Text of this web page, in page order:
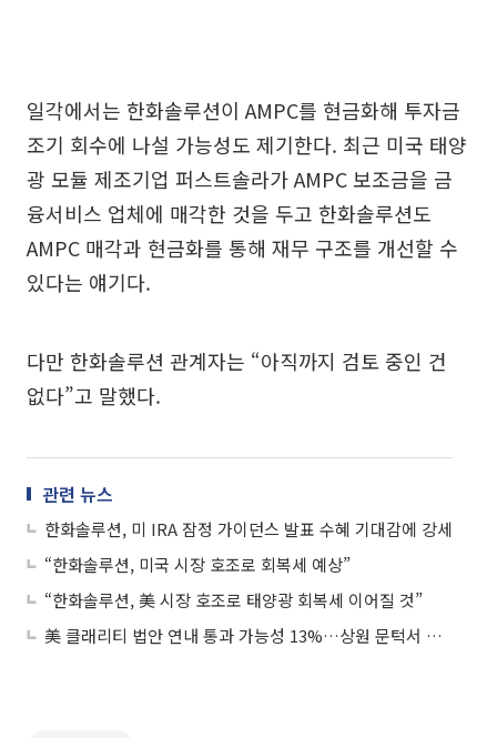
일각에서는 한화솔루션이 AMPC를 현금화해 투자금
조기 회수에 나설 가능성도 제기한다. 최근 미국 태양
광 모듈 제조기업 퍼스트솔라가 AMPC 보조금을 금
융서비스 업체에 매각한 것을 두고 한화솔루션도
AMPC 매각과 현금화를 통해 재무 구조를 개선할 수
있다는 얘기다.
다만 한화솔루션 관계자는 “아직까지 검토 중인 건
없다”고 말했다.
관련 뉴스
한화솔루션, 미 IRA 잠정 가이던스 발표 수혜 기대감에 강세
“한화솔루션, 미국 시장 호조로 회복세 예상”
“한화솔루션, 美 시장 호조로 태양광 회복세 이어질 것”
美 클래리티 법안 연내 통과 가능성 13%…상원 문턱서 제동